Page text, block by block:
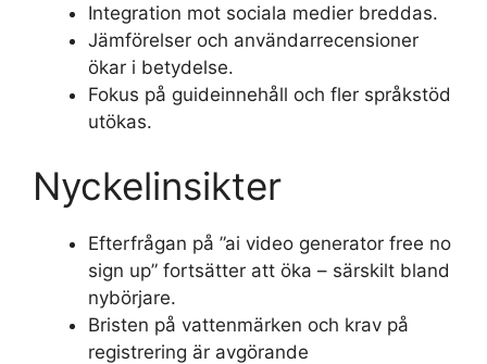
Integration mot sociala medier breddas.
Jämförelser och användarrecensioner
ökar i betydelse.
Fokus på guideinnehåll och fler språkstöd
utökas.
Nyckelinsikter
Efterfrågan på ”ai video generator free no
sign up” fortsätter att öka – särskilt bland
nybörjare.
Bristen på vattenmärken och krav på
registrering är avgörande